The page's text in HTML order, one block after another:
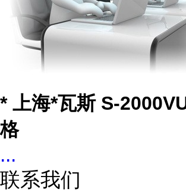
* 上海*瓦斯 S-
格
...
联系我们